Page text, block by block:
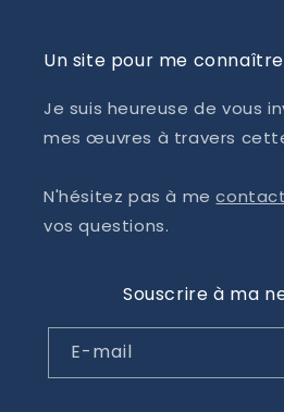
Un site pour me connaître
Je suis heureuse de vous
mes œuvres à travers
N'hésitez pas à me
vos questions.
Souscrire à ma
E-mail